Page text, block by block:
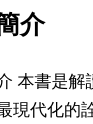
介
本書是
現代化的